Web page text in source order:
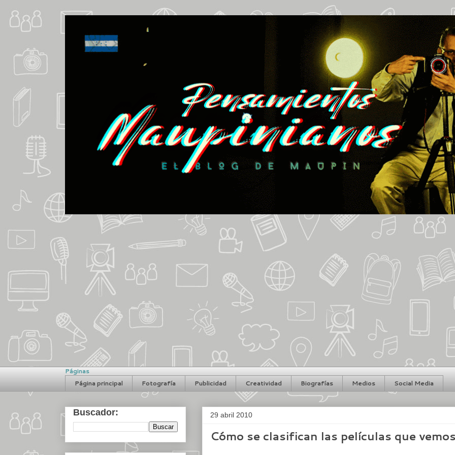
Páginas
Página principal
Fotografía Publicidad Creatividad Biografías Medios Social Media
29 abril 2010
Cómo se clasifican las películas que
Buscador: